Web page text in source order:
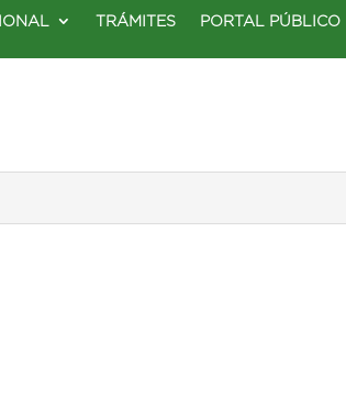
TRÁMITES PORTAL PÚBLICO